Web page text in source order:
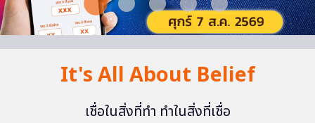
It's All About Belief
เชื่อในสิ่งที่ทำ ทำในสิ่งที่เชื่อ